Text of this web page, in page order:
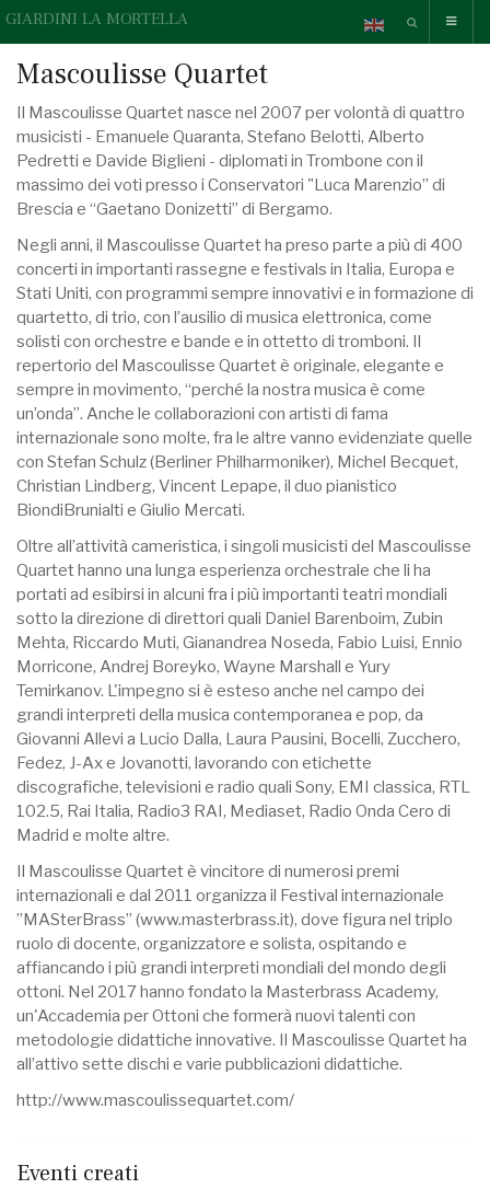
GIARDINI LA MORTELLA
Mascoulisse Quartet
Il Mascoulisse Quartet nasce nel 2007 per volontà di quattro
musicisti - Emanuele Quaranta, Stefano Belotti, Alberto
Pedretti e Davide Biglieni - diplomati in Trombone con il
massimo dei voti presso i Conservatori "Luca Marenzio” di
Brescia e “Gaetano Donizetti” di Bergamo.
Negli anni, il Mascoulisse Quartet ha preso parte a più di 400
concerti in importanti rassegne e festivals in Italia, Europa e
Stati Uniti, con programmi sempre innovativi e in formazione di
quartetto, di trio, con l’ausilio di musica elettronica, come
solisti con orchestre e bande e in ottetto di tromboni. Il
repertorio del Mascoulisse Quartet è originale, elegante e
sempre in movimento, “perché la nostra musica è come
un’onda”. Anche le collaborazioni con artisti di fama
internazionale sono molte, fra le altre vanno evidenziate quelle
con Stefan Schulz (Berliner Philharmoniker), Michel Becquet,
Christian Lindberg, Vincent Lepape, il duo pianistico
BiondiBrunialti e Giulio Mercati.
Oltre all’attività cameristica, i singoli musicisti del Mascoulisse
Quartet hanno una lunga esperienza orchestrale che li ha
portati ad esibirsi in alcuni fra i più importanti teatri mondiali
sotto la direzione di direttori quali Daniel Barenboim, Zubin
Mehta, Riccardo Muti, Gianandrea Noseda, Fabio Luisi, Ennio
Morricone, Andrej Boreyko, Wayne Marshall e Yury
Temirkanov. L'impegno si è esteso anche nel campo dei
grandi interpreti della musica contemporanea e pop, da
Giovanni Allevi a Lucio Dalla, Laura Pausini, Bocelli, Zucchero,
Fedez, J-Ax e Jovanotti, lavorando con etichette
discografiche, televisioni e radio quali Sony, EMI classica, RTL
102.5, Rai Italia, Radio3 RAI, Mediaset, Radio Onda Cero di
Madrid e molte altre.
Il Mascoulisse Quartet è vincitore di numerosi premi
internazionali e dal 2011 organizza il Festival internazionale
”MASterBrass” (www.masterbrass.it), dove figura nel triplo
ruolo di docente, organizzatore e solista, ospitando e
affiancando i più grandi interpreti mondiali del mondo degli
ottoni. Nel 2017 hanno fondato la Masterbrass Academy,
un'Accademia per Ottoni che formerà nuovi talenti con
metodologie didattiche innovative. Il Mascoulisse Quartet ha
all’attivo sette dischi e varie pubblicazioni didattiche.
http://www.mascoulissequartet.com/
Eventi creati